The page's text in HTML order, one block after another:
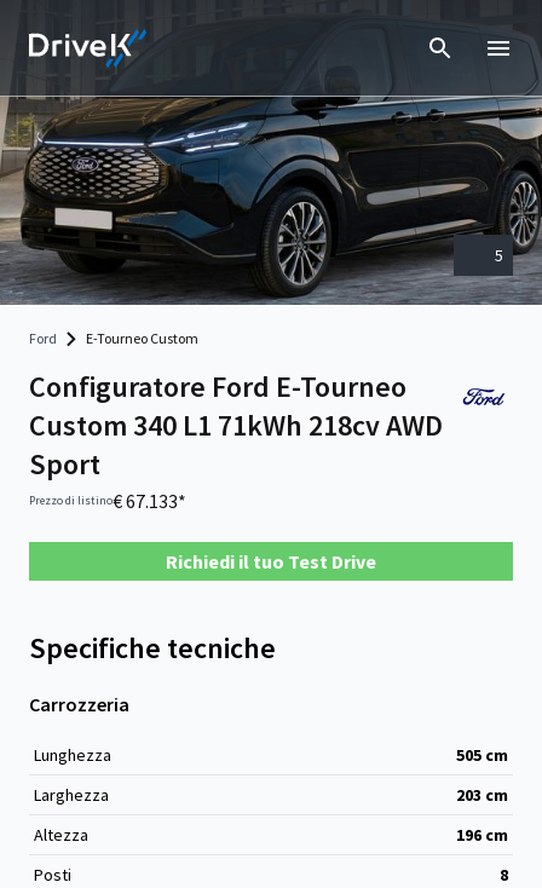
5
Ford E-Tourneo Custom
Configuratore Ford E-Tourneo
Custom 340 L1 71kWh 218cv AWD
Sport
Prezzo di listino€ 67.133*
Richiedi il tuo Test Drive
Specifiche tecniche
Carrozzeria
Lunghezza 505 cm
Larghezza
203 cm
Altezza
196 cm
Posti
8